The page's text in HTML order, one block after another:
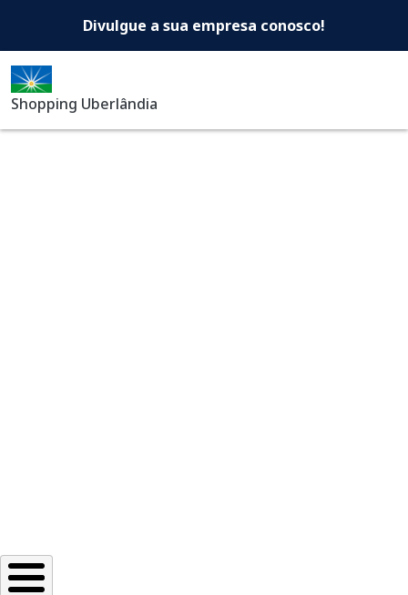
Shopping Uberlândia -
Divulgue a sua empresa conosco!
Shopping Uberlândia